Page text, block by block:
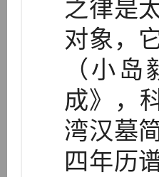
之律是
对象，
（小
成》，
湾汉墓
四年历